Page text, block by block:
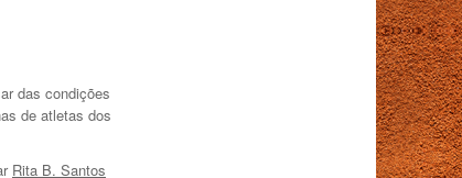
das condições
de atletas dos
Rita B. Santos